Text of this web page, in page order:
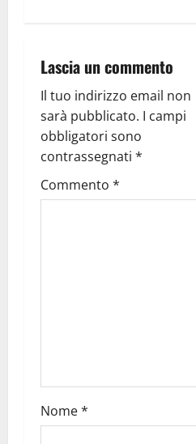
Lascia un commento
Il tuo indirizzo email non
sarà pubblicato. I campi
obbligatori sono
contrassegnati *
Commento *
Nome*